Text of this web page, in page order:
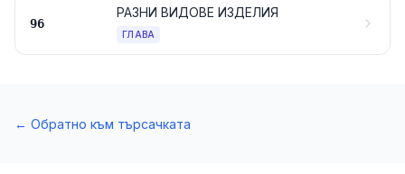
96
РАЗНИ ВИДОВЕ ИЗДЕЛИЯ
ГЛАВА
← Обратно към търсачката